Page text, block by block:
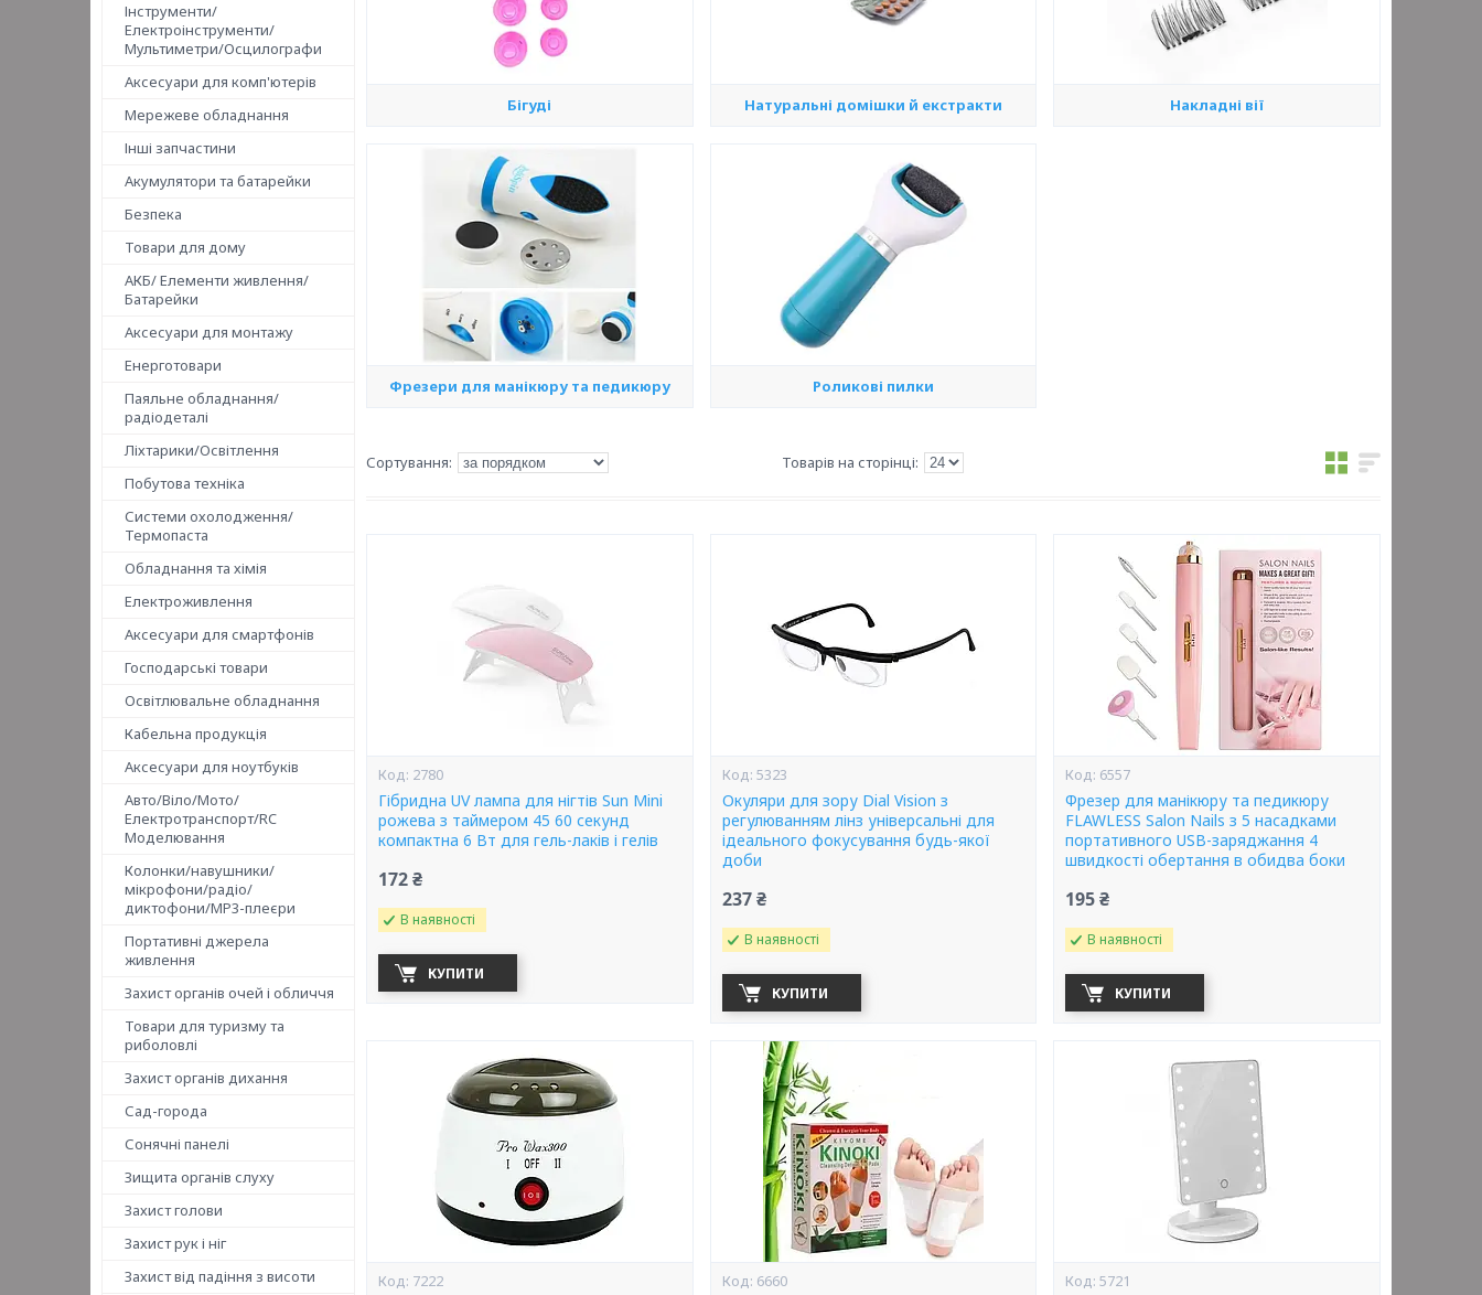
Інструменти/
Електроінструменти/
Мультиметри/Осцилографи
Аксесуари для комп'ютерів
Мережеве обладнання
Інші запчастини
Акумулятори та батарейки
Безпека
Товари для дому
АКБ/ Елементи живлення/
Батарейки
Аксесуари для монтажу
Енерготовари
Паяльне обладнання/
радіодеталі
Ліхтарики/Освітлення
Побутова техніка
Системи охолодження/
Термопаста
Обладнання та хімія
Електроживлення
Аксесуари для смартфонів
Господарські товари
Освітлювальне обладнання
Кабельна продукція
Аксесуари для ноутбуків
Авто/Віло/Мото/
Електротранспорт/RC
Моделювання
Колонки/навушники/
мікрофони/радіо/
диктофони/MP3-плеєри
Портативні джерела
живлення
Захист органів очей і обличчя
Товари для туризму та
риболовлі
Захист органів дихання
Сад-города
Сонячні панелі
Зищита органів слуху
Захист голови
Захист рук і ніг
Захист від падіння з висоти
Бігуді Натуральні домішки й екстракти Накладні вії
Фрезери для манікюру та педикюру Роликові пилки
2780
Гібридна UV лампа для нігтів Sun Mini
рожева з таймером 45 60 секунд
компактна 6 Вт для гель-лаків і гелів
172 ₴
В наявності
КУПИТИ
5323
Окуляри для зору Dial Vision з
регулюванням лінз універсальні для
ідеального фокусування будь-якої
доби
237 ₴
В наявності
КУПИТИ
6557
Фрезер для манікюру та педикюру
FLAWLESS Salon Nails з 5 насадками
портативного USB-заряджання 4
швидкості обертання в обидва боки
195 ₴
В наявності
КУПИТИ
7222 6660 5721